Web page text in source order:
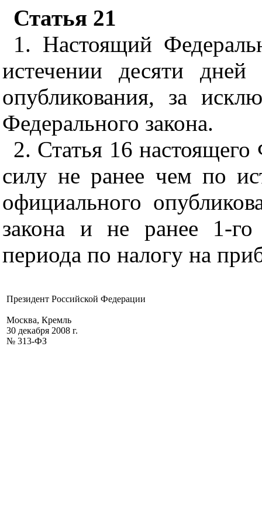
Статья 21
1. Настоящий
истечении десяти
опубликования, за
Федерального закона.
2. Статья 16 настоящего
силу не ранее чем по
официального
закона и не ранее 1-го
периода по налогу на
Президент Российской Федерации
Москва, Кремль
30 декабря 2008 г.
№ 313-ФЗ